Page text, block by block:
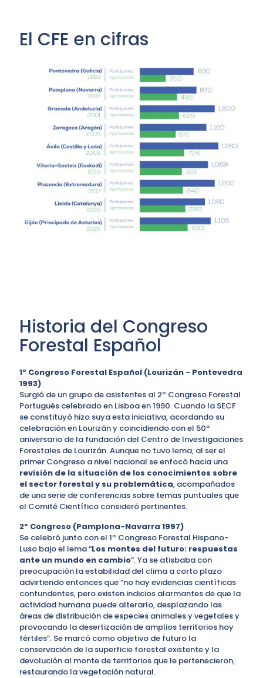
El CFE en cifras
Historia del Congreso
Forestal Español
1º Congreso Forestal Español (Lourizán - Pontevedra
1993)
Surgió de un grupo de asistentes al 2º Congreso Forestal
Portugués celebrado en Lisboa en 1990. Cuando la SECF
se constituyó hizo suya esta iniciativa, acordando su
celebración en Lourizán y coincidiendo con el 50º
aniversario de la fundación del Centro de Investigaciones
Forestales de Lourizán. Aunque no tuvo lema, al ser el
primer Congreso a nivel nacional se enfocó hacia una
revisión de la situación de los conocimientos sobre
el sector forestal y su problemática, acompañados
de una serie de conferencias sobre temas puntuales que
el Comité Científico consideró pertinentes.
2º Congreso (Pamplona-Navarra 1997)
Se celebró junto con el 1º Congreso Forestal Hispano-
Luso bajo el lema “Los montes del futuro: respuestas
ante un mundo en cambio”. Ya se atisbaba con
preocupación la estabilidad del clima a corto plazo
advirtiendo entonces que “no hay evidencias científicas
contundentes, pero existen indicios alarmantes de que la
actividad humana puede alterarlo, desplazando las
áreas de distribución de especies animales y vegetales y
provocando la desertización de amplios territorios hoy
fértiles”. Se marcó como objetivo de futuro la
conservación de la superficie forestal existente y la
devolución al monte de territorios que le pertenecieron,
restaurando la vegetación natural.